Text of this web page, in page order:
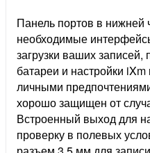
Панель портов в нижней
необходимые
загрузки ваших записей,
батареи и настройки
личными
хорошо защищен от
Встроенный выход для
проверку в полевых